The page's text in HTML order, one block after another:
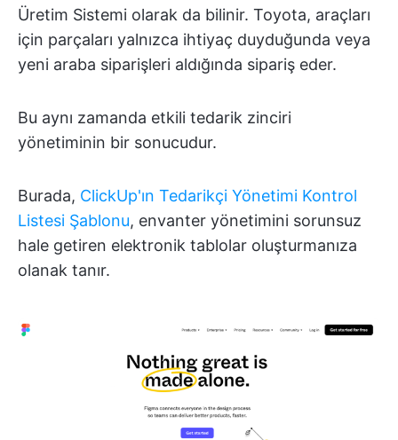
Üretim Sistemi olarak da bilinir. Toyota, araçları
için parçaları yalnızca ihtiyaç duyduğunda veya
yeni araba siparişleri aldığında sipariş eder.
Bu aynı zamanda etkili tedarik zinciri
yönetiminin bir sonucudur.
Burada, ClickUp'ın Tedarikçi Yönetimi Kontrol
Listesi Şablonu, envanter yönetimini sorunsuz
hale getiren elektronik tablolar oluşturmanıza
olanak tanır.